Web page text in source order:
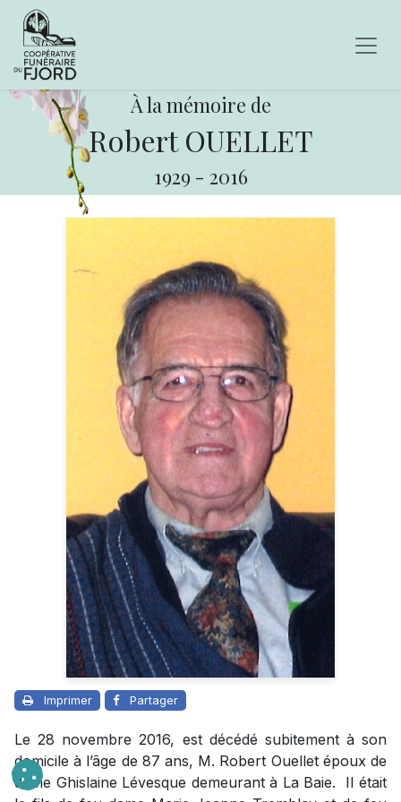
À la mémoire de
Robert OUELLET
1929 - 2016
Imprimer Partager
Le 28 novembre 2016, est décédé subitement à son
domicile à l’âge de 87 ans, M. Robert Ouellet époux de
dame Ghislaine Lévesque demeurant à La Baie. Il était